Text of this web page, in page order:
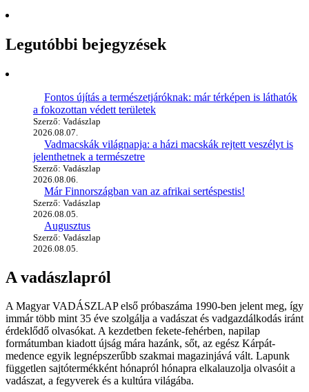
Legutóbbi bejegyzések
Fontos újítás a természetjáróknak: már térképen is láthatók
a fokozottan védett területek
Szerző: Vadászlap
2026.08.07.
Vadmacskák világnapja: a házi macskák rejtett veszélyt is
jelenthetnek a természetre
Szerző: Vadászlap
2026.08.06.
Már Finnországban van az afrikai sertéspestis!
Szerző: Vadászlap
2026.08.05.
Augusztus
Szerző: Vadászlap
2026.08.05.
A vadászlapról
A Magyar VADÁSZLAP első próbaszáma 1990-ben jelent meg, így
immár több mint 35 éve szolgálja a vadászat és vadgazdálkodás iránt
érdeklődő olvasókat. A kezdetben fekete-fehérben, napilap
formátumban kiadott újság mára hazánk, sőt, az egész Kárpát-
medence egyik legnépszerűbb szakmai magazinjává vált. Lapunk
független sajtótermékként hónapról hónapra elkalauzolja olvasóit a
vadászat, a fegyverek és a kultúra világába.